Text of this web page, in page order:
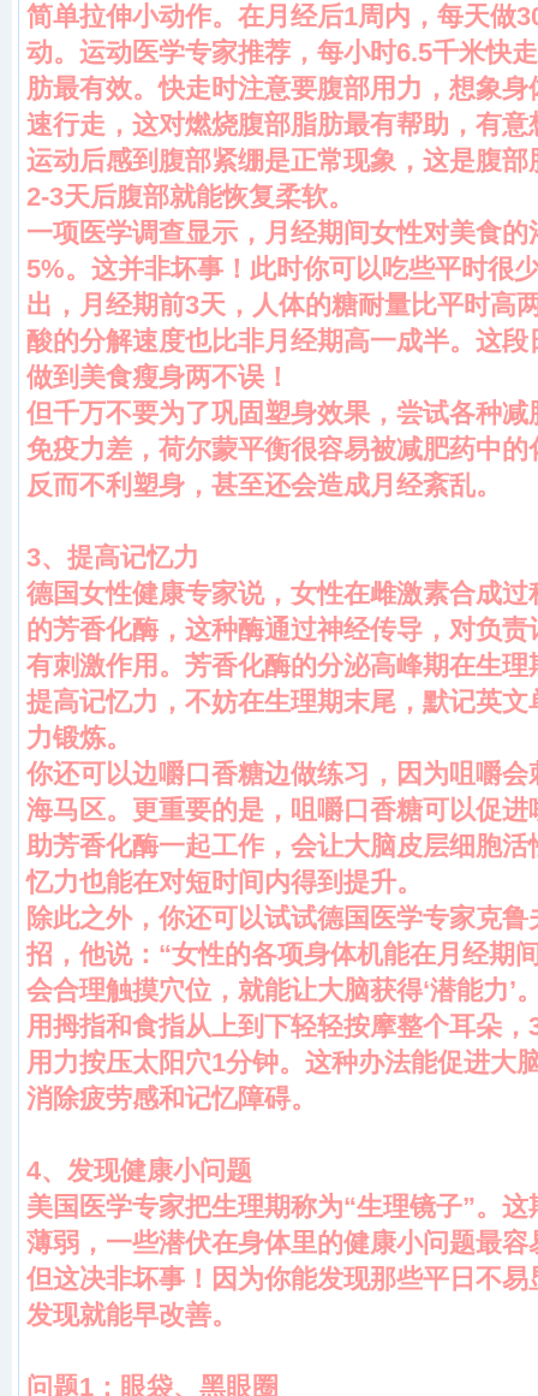
简单拉伸小动作。在月经后1周内，每天做
动。运动医学专家推荐，每小时6.5千米快
肪最有效。快走时注意要腹部用力，想象
速行走，这对燃烧腹部脂肪最有帮助，有
运动后感到腹部紧绷是正常现象，这是腹
2-3天后腹部就能恢复柔软。
一项医学调查显示，月经期间女性对美食
5%。这并非坏事！此时你可以吃些平时很
出，月经期前3天，人体的糖耐量比平时高
酸的分解速度也比非月经期高一成半。这
做到美食瘦身两不误！
但千万不要为了巩固塑身效果，尝试各种
免疫力差，荷尔蒙平衡很容易被减肥药中
反而不利塑身，甚至还会造成月经紊乱。
3、提高记忆力
德国女性健康专家说，女性在雌激素合成
的芳香化酶，这种酶通过神经传导，对负
有刺激作用。芳香化酶的分泌高峰期在生
提高记忆力，不妨在生理期末尾，默记英
力锻炼。
你还可以边嚼口香糖边做练习，因为咀嚼
海马区。更重要的是，咀嚼口香糖可以促
助芳香化酶一起工作，会让大脑皮层细胞
忆力也能在对短时间内得到提升。
除此之外，你还可以试试德国医学专家克鲁
招，他说：“女性的各项身体机能在月经期
会合理触摸穴位，就能让大脑获得‘潜能力’
用拇指和食指从上到下轻轻按摩整个耳朵
用力按压太阳穴1分钟。这种办法能促进大
消除疲劳感和记忆障碍。
4、发现健康小问题
美国医学专家把生理期称为“生理镜子”。
薄弱，一些潜伏在身体里的健康小问题最
但这决非坏事！因为你能发现那些平日不
发现就能早改善。
问题1：眼袋、黑眼圈